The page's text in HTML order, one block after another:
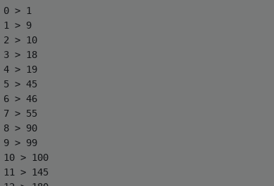
0 > 1
1 > 9
2 > 10
3 > 18
4 > 19
5 > 45
6 > 46
7 > 55
8 > 90
9 > 99
10 > 100
11 > 145